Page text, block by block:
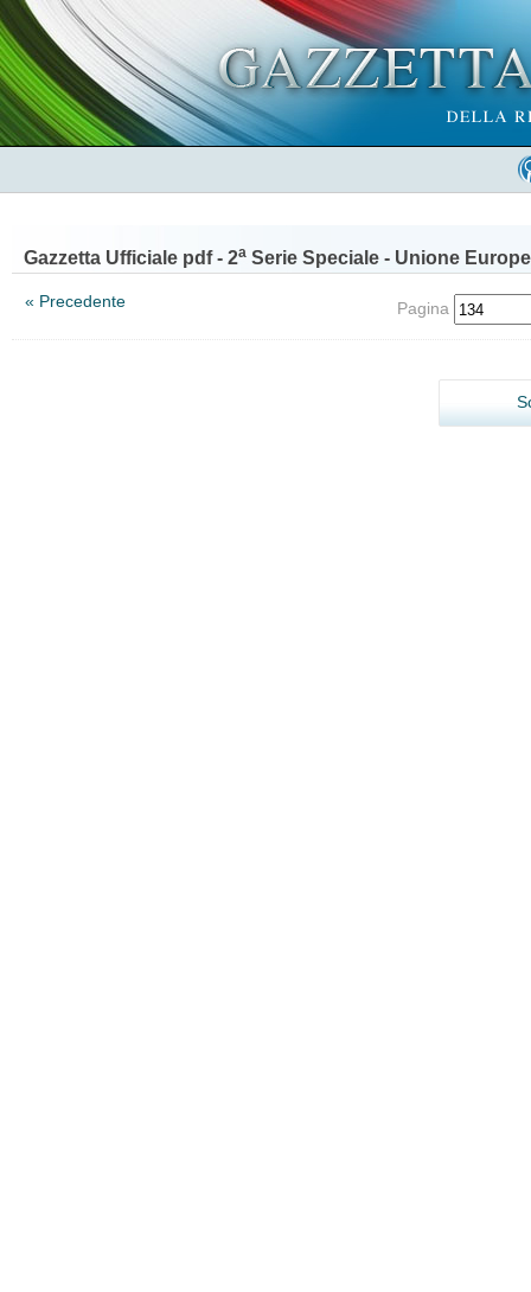
Gazzetta Ufficiale pdf - 2a Serie Speciale - Unione
« Precedente Pagina